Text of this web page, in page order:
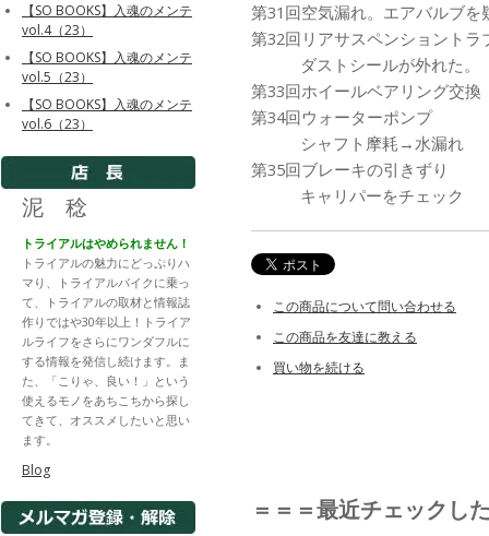
第31回空気漏れ。エアバルブを
第32回リアサスペンショントラ
ダストシールが外れた。
第33回ホイールベアリング交換
第34回ウォーターポンプ
シャフト摩耗→水漏れ
第35回ブレーキの引きずり
キャリパーをチェック
この商品について問い合わせる
この商品を友達に教える
買い物を続ける
＝＝＝最近チェックし
【SO BOOKS】入魂のメンテ
vol.4（23）
【SO BOOKS】入魂のメンテ
vol.5（23）
【SO BOOKS】入魂のメンテ
vol.6（23）
泥 稔
トライアルはやめられません！
トライアルの魅力にどっぷりハ
マり、トライアルバイクに乗っ
て、トライアルの取材と情報誌
作りではや30年以上！トライア
ルライフをさらにワンダフルに
する情報を発信し続けます。ま
た、「こりゃ、良い！」という
使えるモノをあちこちから探し
てきて、オススメしたいと思い
ます。
Blog